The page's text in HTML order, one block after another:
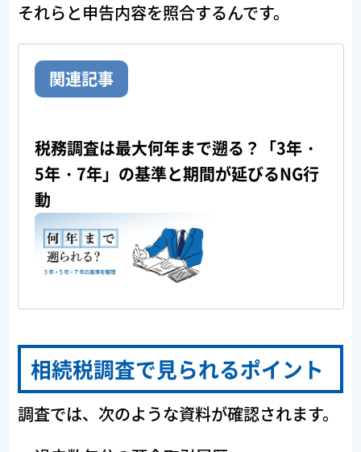
それらと申告内容を照合するんです。
関連記事
税務調査は最大何年まで遡る？「3年・
5年・7年」の基準と期間が延びるNG行
動
相続税調査で見られるポイント
調査では、次のような資料が確認されます。